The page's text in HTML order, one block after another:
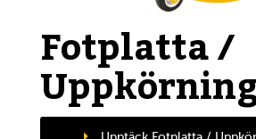
Fotplatta /